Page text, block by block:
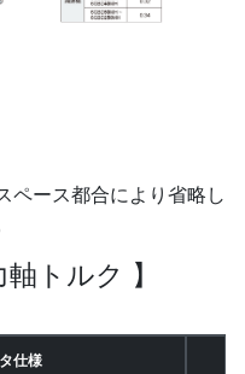
ペース都合により省略し
トルク 】
仕様